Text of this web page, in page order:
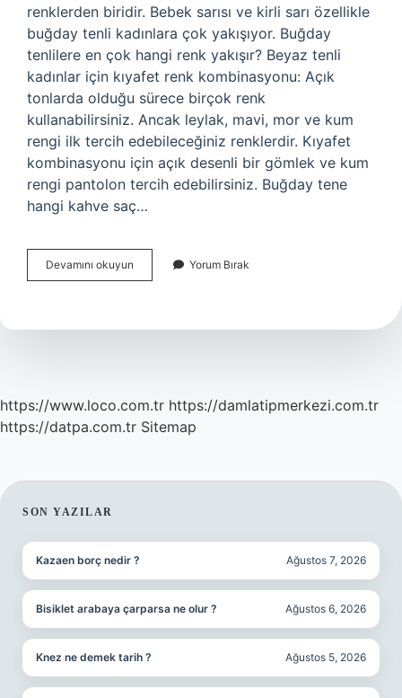
renklerden biridir. Bebek sarısı ve kirli sarı özellikle
buğday tenli kadınlara çok yakışıyor. Buğday
tenlilere en çok hangi renk yakışır? Beyaz tenli
kadınlar için kıyafet renk kombinasyonu: Açık
tonlarda olduğu sürece birçok renk
kullanabilirsiniz. Ancak leylak, mavi, mor ve kum
rengi ilk tercih edebileceğiniz renklerdir. Kıyafet
kombinasyonu için açık desenli bir gömlek ve kum
rengi pantolon tercih edebilirsiniz. Buğday tene
hangi kahve saç…
Devamını okuyun
Tenli
Saç
Yorum Bırak
https://www.loco.com.tr https://damlatipmerkezi.com.tr
https://datpa.com.tr Sitemap
SIDEBAR
SON YAZILAR
Kazaen borç nedir ? Ağustos 7, 2026
Bisiklet arabaya çarparsa ne olur ? Ağustos 6, 2026
Knez ne demek tarih ? Ağustos 5, 2026